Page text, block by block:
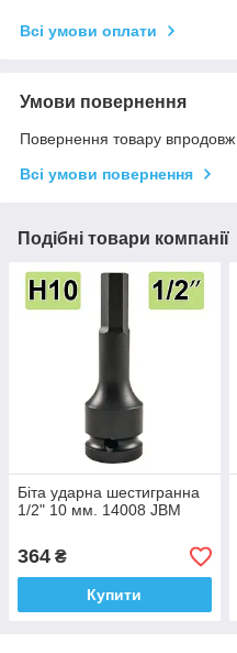
Всі умови оплати
Умови повернення
Повернення товару впродовж
Всі умови повернення
Подібні товари компанії
Біта ударна шестигранна
1/2" 10 мм. 14008 JBM
364 ₴
Купити